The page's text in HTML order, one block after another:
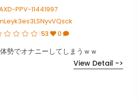
PPV-11441997
53 0
勢でオナニーしてしまうｗｗ
View Detail ->